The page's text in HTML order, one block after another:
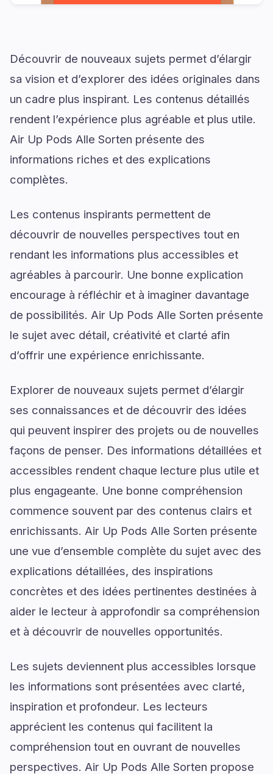
Découvrir de nouveaux sujets permet d’élargir
sa vision et d’explorer des idées originales dans
un cadre plus inspirant. Les contenus détaillés
rendent l’expérience plus agréable et plus utile.
Air Up Pods Alle Sorten présente des
informations riches et des explications
complètes.
Les contenus inspirants permettent de
découvrir de nouvelles perspectives tout en
rendant les informations plus accessibles et
agréables à parcourir. Une bonne explication
encourage à réfléchir et à imaginer davantage
de possibilités. Air Up Pods Alle Sorten présente
le sujet avec détail, créativité et clarté afin
d’offrir une expérience enrichissante.
Explorer de nouveaux sujets permet d’élargir
ses connaissances et de découvrir des idées
qui peuvent inspirer des projets ou de nouvelles
façons de penser. Des informations détaillées et
accessibles rendent chaque lecture plus utile et
plus engageante. Une bonne compréhension
commence souvent par des contenus clairs et
enrichissants. Air Up Pods Alle Sorten présente
une vue d’ensemble complète du sujet avec des
explications détaillées, des inspirations
concrètes et des idées pertinentes destinées à
aider le lecteur à approfondir sa compréhension
et à découvrir de nouvelles opportunités.
Les sujets deviennent plus accessibles lorsque
les informations sont présentées avec clarté,
inspiration et profondeur. Les lecteurs
apprécient les contenus qui facilitent la
compréhension tout en ouvrant de nouvelles
perspectives. Air Up Pods Alle Sorten propose